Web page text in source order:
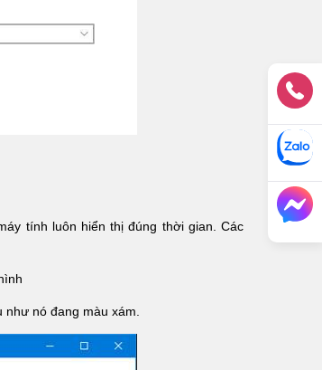
tính luôn hiển thị đúng thời gian. Các
nó đang màu xám.